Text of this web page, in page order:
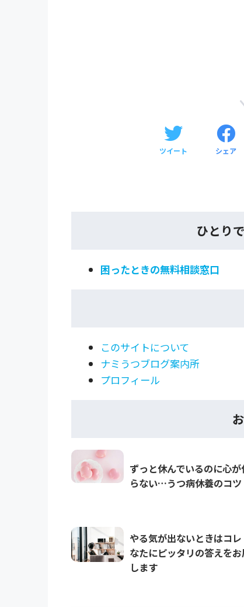
ツイート シェア
ひとり
困ったときの無料相談窓口
このサイトについて
ナミうつブログ案内所
プロフィール
ずっと休んでいるのに心が
らない…うつ病休養のコツ
やる気が出ないときはコレ
なたにピッタリの答えを
します